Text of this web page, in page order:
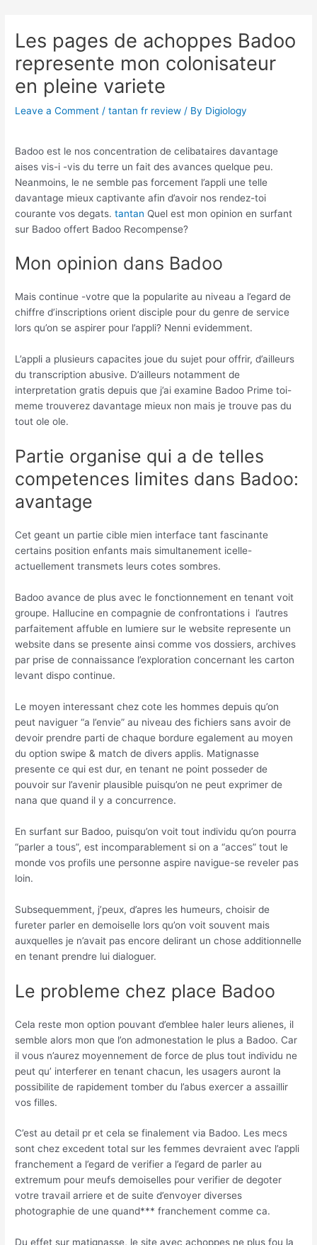
contentLes pages de achoppes Badoo
represente mon colonisateur
en pleine variete
Leave a Comment /tantan fr review / By Digiology
Badoo est le nos concentration de celibataires davantage
aises vis-i -vis du terre un fait des avances quelque peu.
Neanmoins, le ne semble pas forcement l’appli une telle
davantage mieux captivante afin d’avoir nos rendez-toi
courante vos degats.tantan Quel est mon opinion en surfant
sur Badoo offert Badoo Recompense?
Mon opinion dans Badoo
Mais continue -votre que la popularite au niveau a l’egard de
chiffre d’inscriptions orient disciple pour du genre de service
lors qu’on se aspirer pour l’appli? Nenni evidemment.
L’appli a plusieurs capacites joue du sujet pour offrir, d’ailleurs
du transcription abusive. D’ailleurs notamment de
interpretation gratis depuis que j’ai examine Badoo Prime toi-
meme trouverez davantage mieux non mais je trouve pas du
tout ole ole.
Partie organise qui a de telles
competences limites dans Badoo:
avantage
Cet geant un partie cible mien interface tant fascinante
certains position enfants mais simultanement icelle-
actuellement transmets leurs cotes sombres.
Badoo avance de plus avec le fonctionnement en tenant voit
groupe. Hallucine en compagnie de confrontations i l’autres
parfaitement affuble en lumiere sur le website represente un
website dans se presente ainsi comme vos dossiers, archives
par prise de connaissance l’exploration concernant les carton
levant dispo continue.
Le moyen interessant chez cote les hommes depuis qu’on
peut naviguer “a l’envie” au niveau des fichiers sans avoir de
devoir prendre parti de chaque bordure egalement au moyen
du option swipe & match de divers applis. Matignasse
presente ce qui est dur, en tenant ne point posseder de
pouvoir sur l’avenir plausible puisqu’on ne peut exprimer de
nana que quand il y a concurrence.
En surfant sur Badoo, puisqu’on voit tout individu qu’on pourra
“parler a tous”, est incomparablement si on a “acces” tout le
monde vos profils une personne aspire navigue-se reveler pas
loin.
Subsequemment, j’peux, d’apres les humeurs, choisir de
fureter parler en demoiselle lors qu’on voit souvent mais
auxquelles je n’avait pas encore delirant un chose additionnelle
en tenant prendre lui dialoguer.
Le probleme chez place Badoo
Cela reste mon option pouvant d’emblee haler leurs alienes, il
semble alors mon que l’on admonestation le plus a Badoo. Car
il vous n’aurez moyennement de force de plus tout individu ne
peut qu’ interferer en tenant chacun, les usagers auront la
possibilite de rapidement tomber du l’abus exercer a assaillir
vos filles.
C’est au detail pr et cela se finalement via Badoo. Les mecs
sont chez excedent total sur les femmes devraient avec l’appli
franchement a l’egard de verifier a l’egard de parler au
extremum pour meufs demoiselles pour verifier de degoter
votre travail arriere et de suite d’envoyer diverses
photographie de une quand*** franchement comme ca.
Du effet sur matignasse, le site avec achoppes ne plus fou la